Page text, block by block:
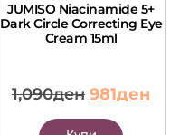
JUMISO Niacinamide 5+
Dark Circle Correcting Eye
Cream 15ml
1,090ден 981ден